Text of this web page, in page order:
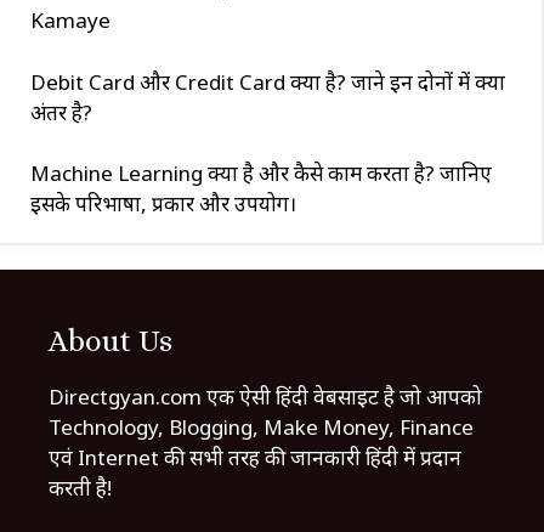
Kamaye
Debit Card और Credit Card क्या है? जाने इन दोनों में क्या
अंतर है?
Machine Learning क्या है और कैसे काम करता है? जानिए
इसके परिभाषा, प्रकार और उपयोग।
About Us
Directgyan.com एक ऐसी हिंदी वेबसाइट है जो आपको
Technology, Blogging, Make Money, Finance
एवं Internet की सभी तरह की जानकारी हिंदी में प्रदान
करती है!